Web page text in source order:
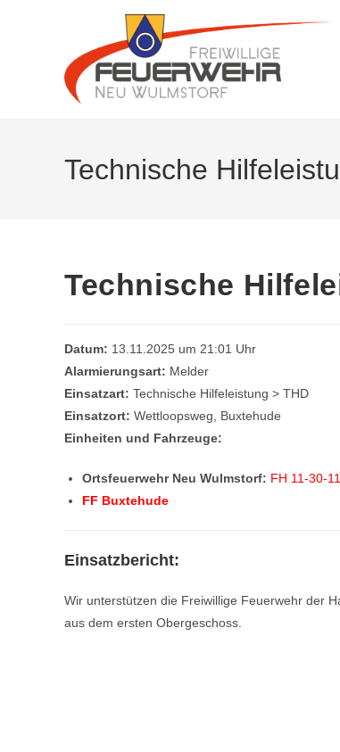
Technische
Technische
Datum: 13.11.2025 um 21:01 Uhr
Alarmierungsart: Melder
Einsatzart: Technische Hilfeleistung > THD
Einsatzort: Wettloopsweg, Buxtehude
Einheiten und Fahrzeuge:
Ortsfeuerwehr Neu Wulmstorf: FH 11-30-
FF Buxtehude
Einsatzbericht:
Wir unterstützen die Freiwillige Feuerwehr der
aus dem ersten Obergeschoss.